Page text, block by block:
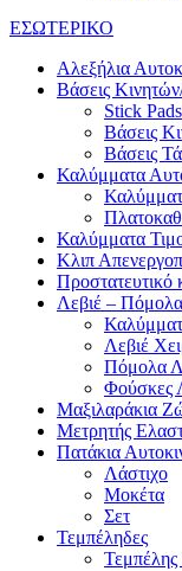
ΕΣΩΤΕΡΙΚΟ
Αλεξήλια
Βάσεις
Stick Pads
Βάσεις
Βάσεις
Καλύμματα
Καλύμματα
Κλιπ
Προστατευτικό
Λεβιέ –
Λεβιέ
Πόμολα
Φούσκες
Μαξιλαράκια
Μετρητής
Πατάκια
Λάστιχο
Μοκέτα
Σετ
Τεμπέληδες
Τεμπέλης